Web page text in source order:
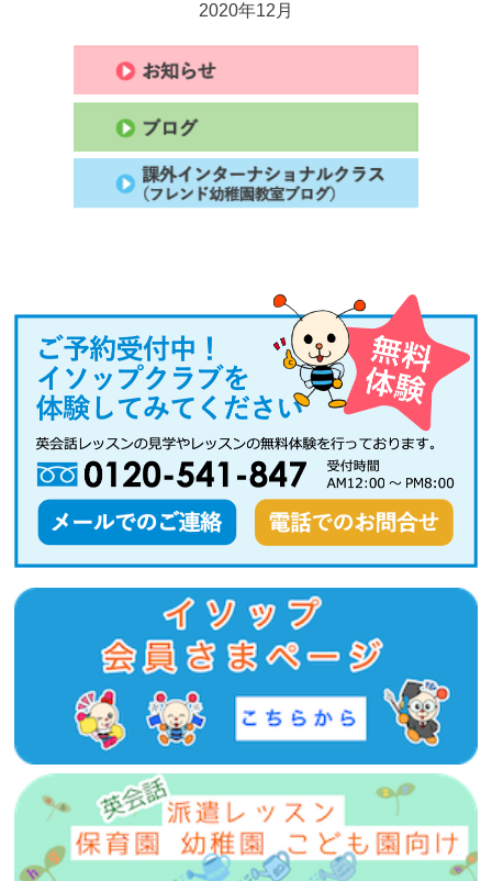
2020年12月